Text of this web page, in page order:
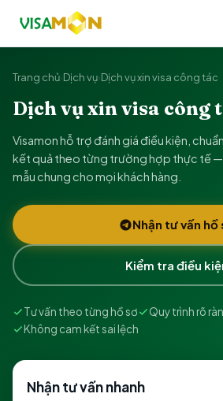
Trang chủ›Dịch vụ›Dịch vụ xin visa công tác
Dịch vụ xin visa công
Visamon hỗ trợ đánh giá điều kiện,
kết quả theo từng trường hợp thực tế —
mẫu chung cho mọi khách hàng.
Nhận tư vấn hồ
Kiểm tra điều
Tư vấn theo từng hồ sơ
Quy trình rõ
Không cam kết sai lệch
Nhận tư vấn nhanh